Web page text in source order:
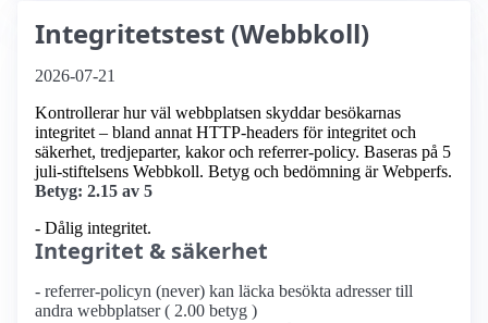
Integritetstest (Webbkoll)
2026-07-21
Kontrollerar hur väl webbplatsen skyddar besökarnas
integritet – bland annat HTTP-headers för integritet och
säkerhet, tredjeparter, kakor och referrer-policy. Baseras på 5
juli-stiftelsens Webbkoll. Betyg och bedömning är Webperfs.
Betyg: 2.15 av 5
- Dålig integritet.
Integritet & säkerhet
- referrer-policyn (never) kan läcka besökta adresser till
andra webbplatser ( 2.00 betyg )